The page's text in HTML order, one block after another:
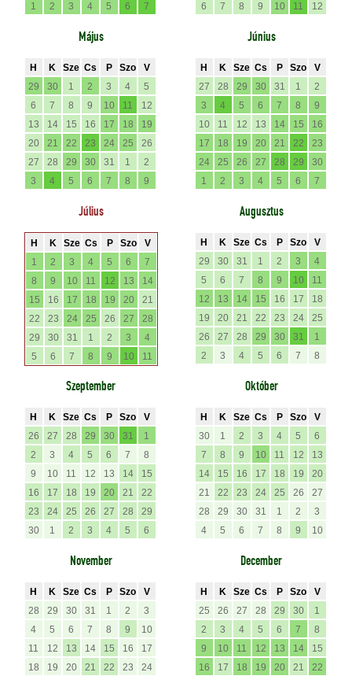
1
2 3 4 5 6 7
6
7 8 9 10 11 12
Május
H K Sze Cs P Szo
V
29
30 1 2 3 4
5
6
7 8 9 10 11
12
13
14 15 16 17 18
19
20
21 22 23 24 25
26
27
28 29 30 31 1
2
3
4 5 6 7 8 9
Június
H K Sze Cs P Szo
V
27
28 29 30 31 1
2
3
4 5 6 7 8
9
10
11 12 13 14 15
16
17
18 19 20 21 22
23
24
25 26 27 28 29
30
1
2 3 4 5 6 7
Július
H K Sze Cs P Szo
V
1
2 3 4 5 6
7
8
9 10 11 12 13
14
15
16 17 18 19 20
21
22
23 24 25 26 27
28
29
30 31 1 2 3
4
5
6 7 8 9 10 11
Augusztus
H K Sze Cs P Szo
V
29
30 31 1 2 3
4
5
6 7 8 9 10
11
12
13 14 15 16 17
18
19
20 21 22 23 24
25
26
27 28 29 30 31
1
2
3 4 5 6 7 8
Szeptember
H K Sze Cs P Szo
V
26
27 28 29 30 31
1
2
3 4 5 6 7
8
9
10 11 12 13 14
15
16
17 18 19 20 21
22
23
24 25 26 27 28
29
30
1 2 3 4 5 6
Október
H K Sze Cs P Szo
V
30
1 2 3 4 5
6
7
8 9 10 11 12
13
14
15 16 17 18 19
20
21
22 23 24 25 26
27
28
29 30 31 1 2
3
4
5 6 7 8 9 10
November
H K Sze Cs P Szo
V
28
29 30 31 1 2
3
4
5 6 7 8 9
10
11
12 13 14 15 16
17
18
19 20 21 22 23
24
December
H K Sze Cs P Szo
V
25
26 27 28 29 30
1
2
3 4 5 6 7
8
9
10 11 12 13 14
15
16
17 18 19 20 21
22